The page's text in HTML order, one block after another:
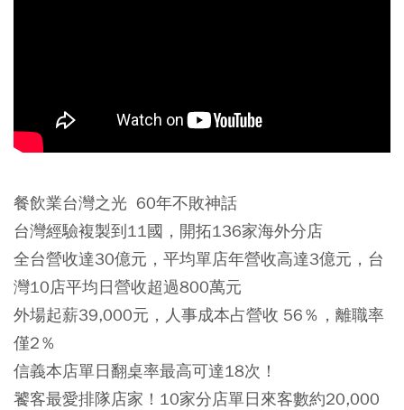
餐飲業台灣之光 60年不敗神話
台灣經驗複製到11國，開拓136家海外分店
全台營收達30億元，平均單店年營收高達3億元，台
灣10店平均日營收超過800萬元
外場起薪39,000元，人事成本占營收 56％，離職率
僅2％
信義本店單日翻桌率最高可達18次！
饕客最愛排隊店家！10家分店單日來客數約20,000